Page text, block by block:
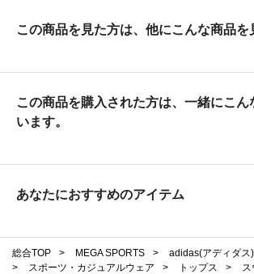
この商品を見た方は、他にこんな商品を
この商品を購入された方は、一緒にこん
います。
あなたにおすすめのアイテム
総合TOP > MEGA SPORTS >
adidas(アディダス)
>
スポーツ・カジュアルウェア > トップス >